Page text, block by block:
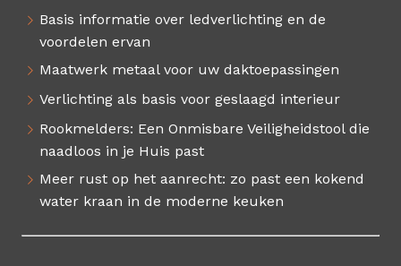
Basis informatie over ledverlichting en de
voordelen ervan
Maatwerk metaal voor uw daktoepassingen
Verlichting als basis voor geslaagd interieur
Rookmelders: Een Onmisbare Veiligheidstool die
naadloos in je Huis past
Meer rust op het aanrecht: zo past een kokend
water kraan in de moderne keuken